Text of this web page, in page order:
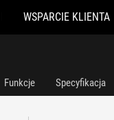
WSPARCIE KLIENTA
Funkcje Specyfikacja